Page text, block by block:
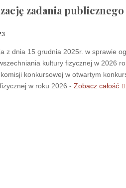
zadania
z dnia 15 grudnia 2025r. w sprawie
kultury fizycznej w 2026
konkursowej w otwartym
w roku 2026 - Zobacz całość